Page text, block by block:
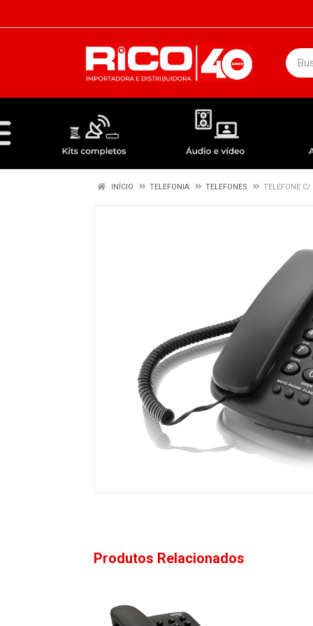
INÍCIO TELEFONIA TELEFONES TELEFONE
Produtos Relacionados